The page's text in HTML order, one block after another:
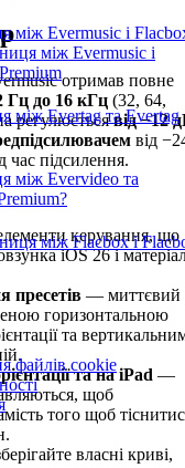
між Evermusic і
між Evermusic і
між Evertag та Evertag
між Evervideo та
між Flacbox і
файлів cookie
отримав повне
Гц до 16 кГц (32, 64,
регулюєтьсявід −12
від
час підсилення.
керування, що
iOS 26 і
— миттєвий
горизонтальною
та
та на iPad —
щоб
того щоб
власні криві,